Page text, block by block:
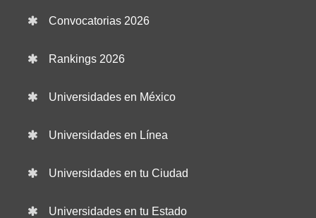
Convocatorias 2026
Rankings 2026
Universidades en México
Universidades en Línea
Universidades en tu Ciudad
Universidades en tu Estado